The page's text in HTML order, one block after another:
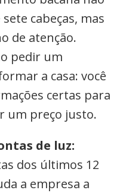
cabeças, mas
de atenção.
pedir um
a casa: você
certas para
um preço justo.
de luz:
dos últimos 12
a empresa a